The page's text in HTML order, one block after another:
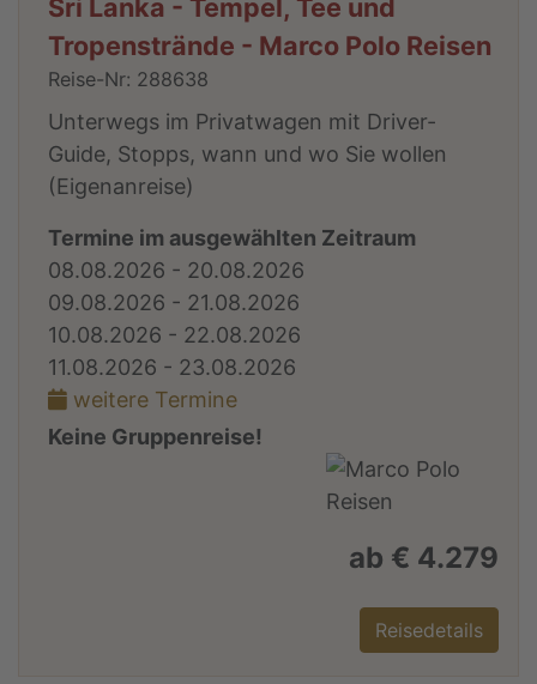
Sri Lanka - Tempel, Tee und
Tropenstrände - Marco Polo Reisen
Reise-Nr: 288638
Unterwegs im Privatwagen mit Driver-
Guide, Stopps, wann und wo Sie wollen
(Eigenanreise)
Termine im ausgewählten Zeitraum
08.08.2026 - 20.08.2026
09.08.2026 - 21.08.2026
10.08.2026 - 22.08.2026
11.08.2026 - 23.08.2026
weitere Termine
Keine Gruppenreise!
ab € 4.279
Reisedetails